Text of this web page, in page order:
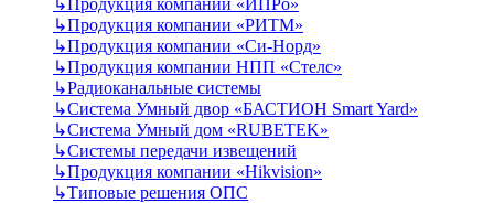
↳Продукция компании «ИПРо»
↳Продукция компании «РИТМ»
↳Продукция компании «Си-Норд»
↳Продукция компании НПП «Стелс»
↳Радиоканальные системы
↳Система Умный двор «БАСТИОН Smart Yard»
↳Система Умный дом «RUBETEK»
↳Системы передачи извещений
↳Продукция компании «Hikvision»
↳Типовые решения ОПС